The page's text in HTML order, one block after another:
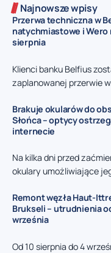
Najnowsze wpisy
Przerwa techniczna w
natychmiastowe i
sierpnia
Klienci banku Belfius
zaplanowanej przerwie
Brakuje okularów do
Słońca – optycy
internecie
Na kilka dni przed
okulary umożliwiające
Remont węzła Haut-
Brukseli – utrudnienia
września
Od 10 sierpnia do 4